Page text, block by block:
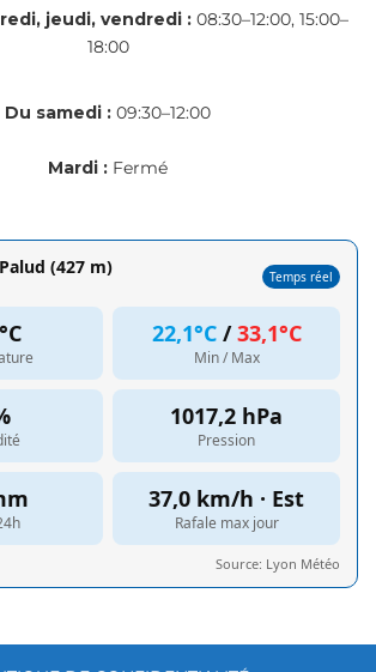
jeudi, vendredi : 08:30–12:00, 15:00–
18:00
Du samedi : 09:30–12:00
Mardi : Fermé